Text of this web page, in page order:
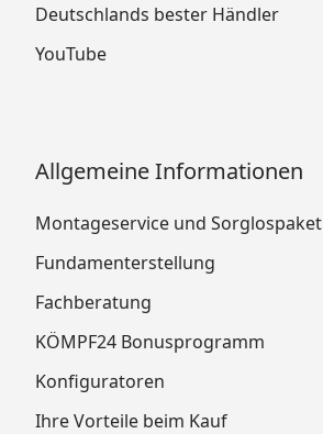
Deutschlands bester Händler
YouTube
Allgemeine Informationen
Montageservice und Sorglospaket
Fundamenterstellung
Fachberatung
KÖMPF24 Bonusprogramm
Konfiguratoren
Ihre Vorteile beim Kauf